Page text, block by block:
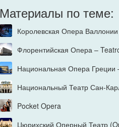
Материалы по теме:
Королевская Опера
Флорентийская Опера –
Национальная Опера Греции
Национальный Театр Сан-
Pocket Opera
Цюрихский Оперный Театр